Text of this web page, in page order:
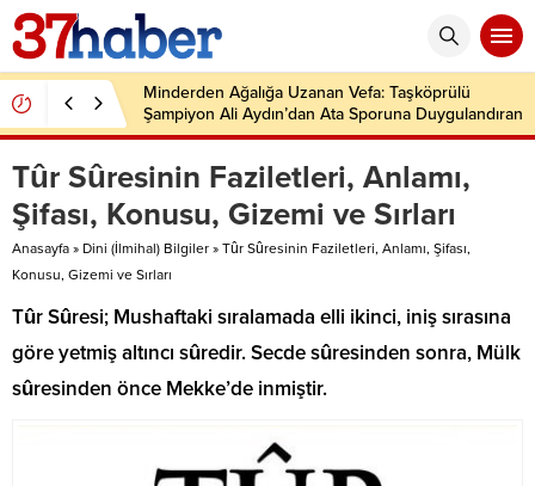
Minderden Ağalığa Uzanan Vefa: Taşköprülü
Şampiyon Ali Aydın’dan Ata Sporuna Duygulandıran
Dönüş
Tûr Sûresinin Faziletleri, Anlamı,
Şifası, Konusu, Gizemi ve Sırları
Anasayfa » Dini (İlmihal) Bilgiler » Tûr Sûresinin Faziletleri, Anlamı, Şifası,
Konusu, Gizemi ve Sırları
Tûr Sûresi; Mushaftaki sıralamada elli ikinci, iniş sırasına
göre yetmiş altıncı sûredir. Secde sûresinden sonra, Mülk
sûresinden önce Mekke’de inmiştir.